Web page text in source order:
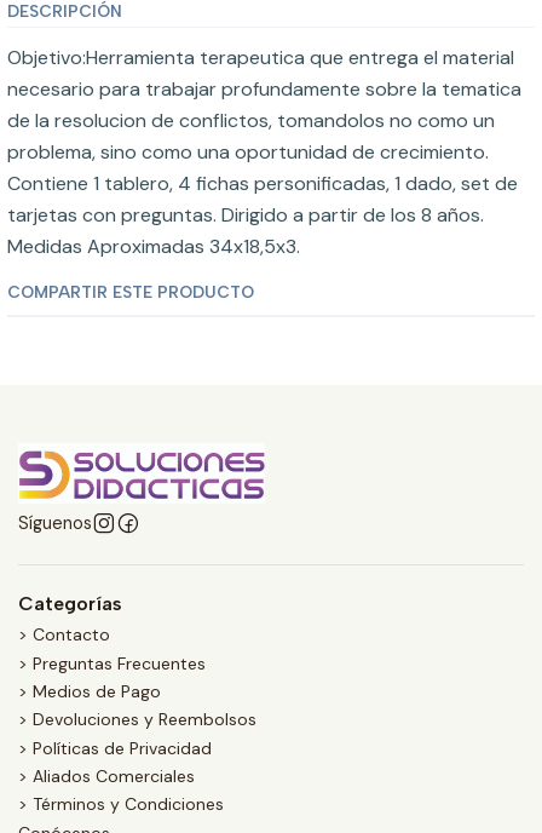
DESCRIPCIÓN
Objetivo:Herramienta terapeutica que entrega el material
necesario para trabajar profundamente sobre la tematica
de la resolucion de conflictos, tomandolos no como un
problema, sino como una oportunidad de crecimiento.
Contiene 1 tablero, 4 fichas personificadas, 1 dado, set de
tarjetas con preguntas. Dirigido a partir de los 8 años.
Medidas Aproximadas 34x18,5x3.
COMPARTIR ESTE PRODUCTO
Síguenos
Categorías
> Contacto
> Preguntas Frecuentes
> Medios de Pago
> Devoluciones y Reembolsos
> Políticas de Privacidad
> Aliados Comerciales
> Términos y Condiciones